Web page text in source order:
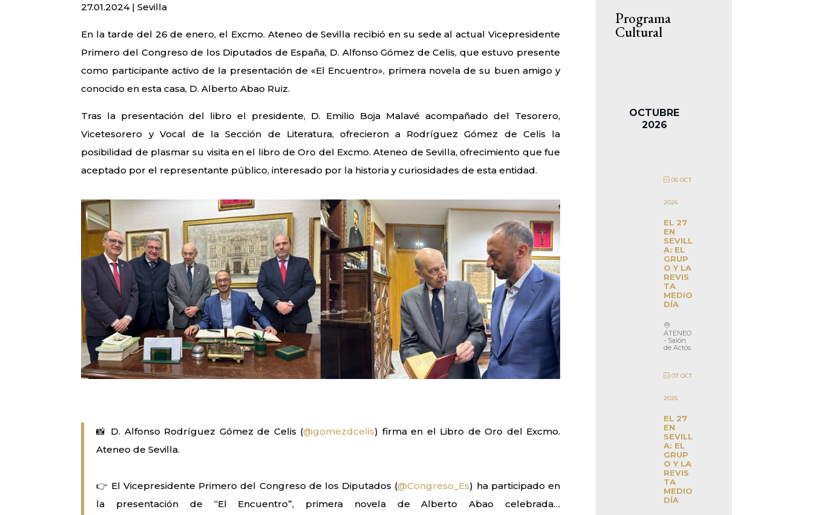
27.01.2024 | Sevilla
En la tarde del 26 de enero, el Excmo. Ateneo de Sevilla recibió en su sede al actual Vicepresidente
Primero del Congreso de los Diputados de España, D. Alfonso Gómez de Celis, que estuvo presente
como participante activo de la presentación de «El Encuentro», primera novela de su buen amigo y
conocido en esta casa, D. Alberto Abao Ruiz.
Tras la presentación del libro el presidente, D. Emilio Boja Malavé acompañado del Tesorero,
Vicetesorero y Vocal de la Sección de Literatura, ofrecieron a Rodríguez Gómez de Celis la
posibilidad de plasmar su visita en el libro de Oro del Excmo. Ateneo de Sevilla, ofrecimiento que fue
aceptado por el representante público, interesado por la historia y curiosidades de esta entidad.
📸 D. Alfonso Rodríguez Gómez de Celis (@gomezdcelis) firma en el Libro de Oro del Excmo.
Ateneo de Sevilla.
👉 El Vicepresidente Primero del Congreso de los Diputados (@Congreso_Es) ha participado en
la presentación de “El Encuentro”, primera novela de Alberto Abao celebrada…
Programa
Cultural
OCTUBRE
2026
06 OCT
2026
EL 27
EN
SEVILL
A: EL
GRUP
O Y LA
REVIS
TA
MEDIO
DÍA
ATENEO
- Salón
de Actos
07 OCT
2026
EL 27
EN
SEVILL
A: EL
GRUP
O Y LA
REVIS
TA
MEDIO
DÍA